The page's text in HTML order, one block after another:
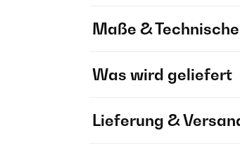
Maße &
Was wird geliefert
Lieferung &